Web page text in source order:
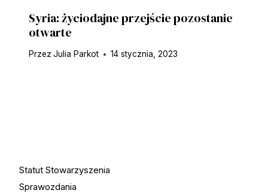
Syria: życiodajne przejście pozostanie
otwarte
Przez Julia Parkot 14 stycznia, 2023
Statut Stowarzyszenia
Sprawozdania